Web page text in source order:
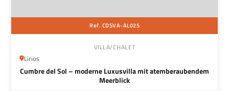
Ref. CDSVA-AL025
VILLA/CHALET
Lirios
Cumbre del Sol – moderne Luxusvilla mit atemberaubendem
Meerblick